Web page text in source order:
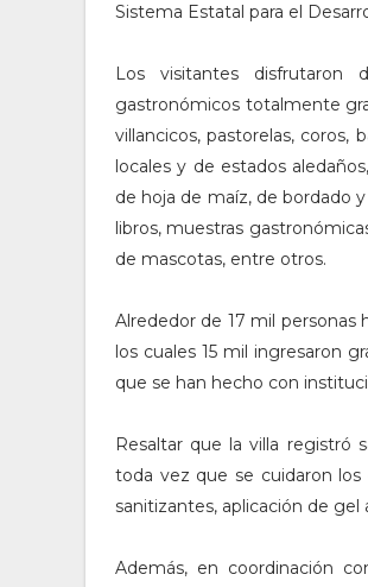
Sistema Estatal para el
Los visitantes disfrutaron
gastronómicos totalmente
villancicos, pastorelas, coros,
locales y de estados
de hoja de maíz, de bordado
libros, muestras
de mascotas, entre otros.
Alrededor de 17 mil personas
los cuales 15 mil ingresaron
que se han hecho con
Resaltar que la villa registró
toda vez que se cuidaron
sanitizantes, aplicación de
Además, en coordinación